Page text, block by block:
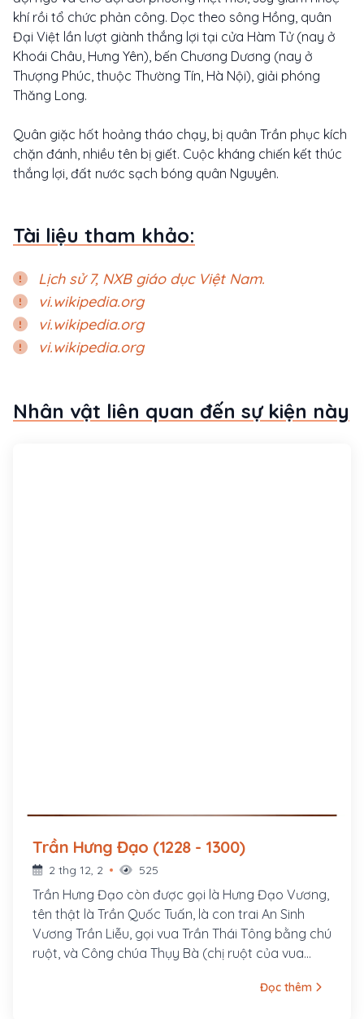
khí rồi tổ chức phản công. Dọc theo sông Hồng, quân
Đại Việt lần lượt giành thắng lợi tại cửa Hàm Tử (nay ở
Khoái Châu, Hưng Yên), bến Chương Dương (nay ở
Thượng Phúc, thuộc Thường Tín, Hà Nội), giải phóng
Thăng Long.
Quân giặc hốt hoảng tháo chạy, bị quân Trần phục kích
chặn đánh, nhiều tên bị giết. Cuộc kháng chiến kết thúc
thắng lợi, đất nước sạch bóng quân Nguyên.
Tài liệu tham khảo:
Lịch sử 7, NXB giáo dục Việt Nam.
vi.wikipedia.org
vi.wikipedia.org
vi.wikipedia.org
Nhân vật liên quan đến sự kiện này
Trần Hưng Đạo (1228 - 1300)
2 thg 12, 2 525
Trần Hưng Đạo còn được gọi là Hưng Đạo Vương,
tên thật là Trần Quốc Tuấn, là con trai An Sinh
Vương Trần Liễu, gọi vua Trần Thái Tông bằng chú
ruột, và Công chúa Thụy Bà (chị ruột của vua
mẹ nuôi của ông, quê làng Tức Mặc, huyện Mỹ
Đọc thêm